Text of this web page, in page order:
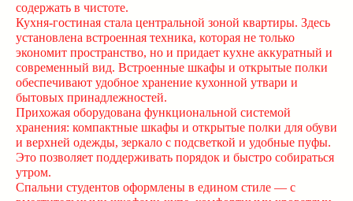
содержать в чистоте.
Кухня-гостиная стала центральной зоной квартиры. Здесь
установлена встроенная техника, которая не только
экономит пространство, но и придает кухне аккуратный и
современный вид. Встроенные шкафы и открытые полки
обеспечивают удобное хранение кухонной утвари и
бытовых принадлежностей.
Прихожая оборудована функциональной системой
хранения: компактные шкафы и открытые полки для обуви
и верхней одежды, зеркало с подсветкой и удобные пуфы.
Это позволяет поддерживать порядок и быстро собираться
утром.
Спальни студентов оформлены в едином стиле — с